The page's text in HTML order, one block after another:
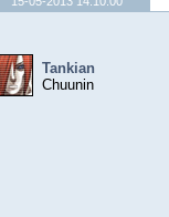
Tankian
Chuunin